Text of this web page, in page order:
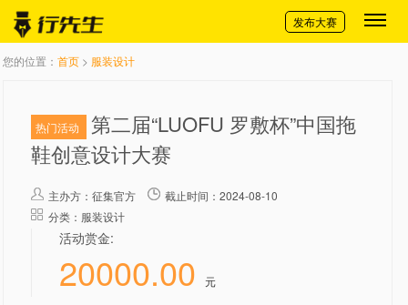
切换导航
发布大赛
您的位置： 首页 > 服装设计
热门活动
第二届“LUOFU 罗敷杯”中国拖
鞋创意设计大赛
主办方： 征集官方
截止时间：2024-08-10
分类：服装设计
活动赏金:
20000.00 元